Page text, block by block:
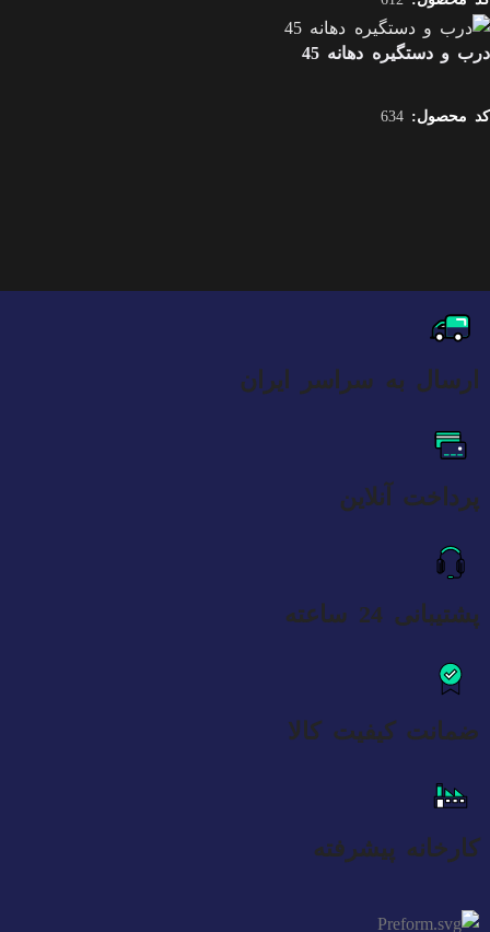
درب و دستگیره دهانه 45
کد محصول: 634
ارسال به سراسر ایران
پرداخت آنلاین
پشتیبانی 24 ساعته
ضمانت کیفیت کالا
کارخانه پیشرفته